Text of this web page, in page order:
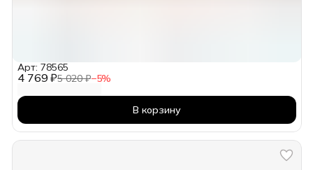
4 769 ₽5 020 ₽−5%
Арт: 78565
В корзину